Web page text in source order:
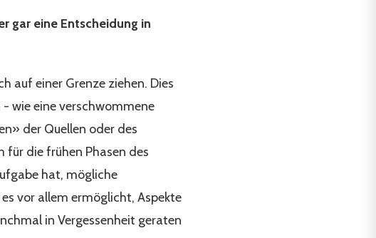
gar eine Entscheidung in
auf einer Grenze ziehen. Dies
wie eine verschwommene
der Quellen oder des
für die frühen Phasen des
hat, mögliche
vor allem ermöglicht, Aspekte
in Vergessenheit geraten